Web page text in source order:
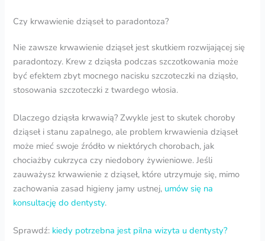
Czy krwawienie dziąseł to paradontoza?
Nie zawsze krwawienie dziąseł jest skutkiem rozwijającej się
paradontozy. Krew z dziąsła podczas szczotkowania może
być efektem zbyt mocnego nacisku szczoteczki na dziąsło,
stosowania szczoteczki z twardego włosia.
Dlaczego dziąsła krwawią? Zwykle jest to skutek choroby
dziąseł i stanu zapalnego, ale problem krwawienia dziąseł
może mieć swoje źródło w niektórych chorobach, jak
chociażby cukrzyca czy niedobory żywieniowe. Jeśli
zauważysz krwawienie z dziąseł, które utrzymuje się, mimo
zachowania zasad higieny jamy ustnej, umów się na
konsultację do dentysty.
Sprawdź: kiedy potrzebna jest pilna wizyta u dentysty?